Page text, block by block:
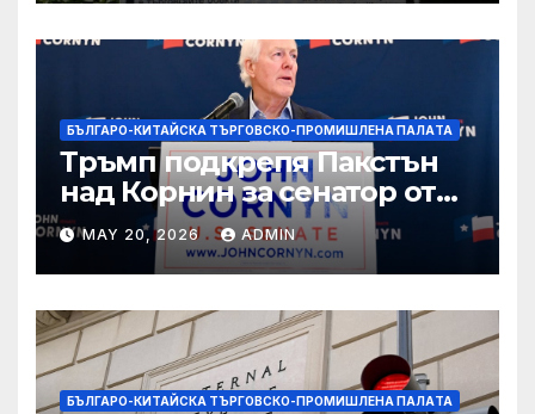
БЪЛГАРО-КИТАЙСКА ТЪРГОВСКО-ПРОМИШЛЕНА ПАЛAТА
Тръмп подкрепя Пакстън
над Корнин за сенатор от
Тексас в шокираща
подкрепа
MAY 20, 2026 ADMIN
БЪЛГАРО-КИТАЙСКА ТЪРГОВСКО-ПРОМИШЛЕНА ПАЛAТА